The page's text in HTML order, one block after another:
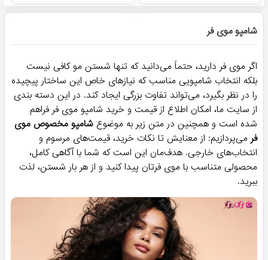
شامپو موی فر
اگر موی فر دارید، حتماً می‌دانید که تنها شستن مو کافی نیست
بلکه انتخاب شامپویی مناسب که نیازهای خاص این ساختار پیچیده
را در نظر بگیرد، می‌تواند تفاوت بزرگی ایجاد کند. در این دسته بندی
از سایت ما، امکان اطلاع از قیمت و خرید شامپو موی فر فراهم
شده است و همچنین در متن زیر به موضوع شامپو مخصوص موی
فر می‌پردازیم: از معنایش تا نکات خرید، قیمت‌های مرسوم و
انتخاب‌های خارجی. هدف‌مان این است که شما با آگاهی کامل،
محصولی متناسب با موی فرتان پیدا کنید و از هر بار شستن، لذت
ببرید.